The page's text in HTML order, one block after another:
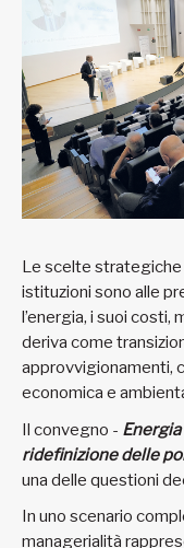
Le scelte strategiche
istituzioni sono alle
l’energia, i suoi costi,
deriva come
approvvigionamenti,
economica e
Il convegno -
ridefinizione delle
una delle questioni
In uno scenario
managerialità